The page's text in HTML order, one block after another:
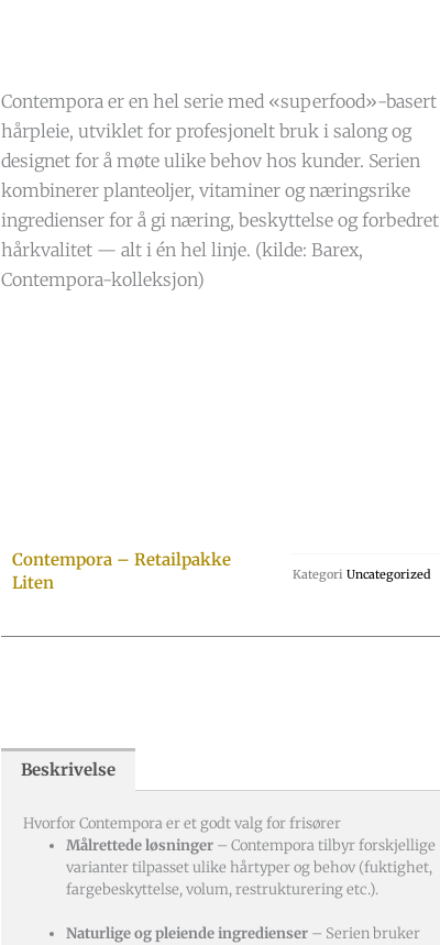
Contempora er en hel serie med «superfood»-basert
hårpleie, utviklet for profesjonelt bruk i salong og
designet for å møte ulike behov hos kunder. Serien
kombinerer planteoljer, vitaminer og næringsrike
ingredienser for å gi næring, beskyttelse og forbedret
hårkvalitet — alt i én hel linje. (kilde: Barex,
Contempora-kolleksjon)
Contempora – Retailpakke
Liten
Kategori Uncategorized
Beskrivelse
Hvorfor Contempora er et godt valg for frisører
Målrettede løsninger – Contempora tilbyr forskjellige
varianter tilpasset ulike hårtyper og behov (fuktighet,
fargebeskyttelse, volum, restrukturering etc.).
Naturlige og pleiende ingredienser – Serien bruker